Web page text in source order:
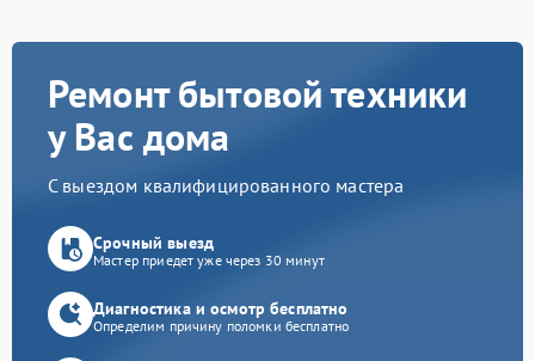
Ремонт бытовой техники
у Вас дома
С выездом квалифицированного мастера
Срочный выезд
Мастер приедет уже через 30 минут
Диагностика и осмотр бесплатно
Определим причину поломки бесплатно